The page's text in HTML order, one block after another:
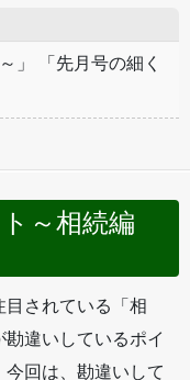
」 「先月号の細く
～相続編
されている「相
違いしているポイ
回は、勘違いして